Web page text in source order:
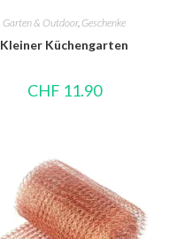
Garten & Outdoor, Geschenke
Kleiner Küchengarten
CHF 11.90